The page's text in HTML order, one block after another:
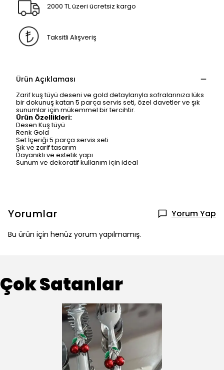
2000 TL üzeri ücretsiz kargo
Taksitli Alışveriş
Ürün Açıklaması
Zarif kuş tüyü deseni ve gold detaylarıyla sofralarınıza lüks
bir dokunuş katan 5 parça servis seti, özel davetler ve şık
sunumlar için mükemmel bir tercihtir.
Ürün Özellikleri:
Desen Kuş tüyü
Renk Gold
Set İçeriği 5 parça servis seti
Şık ve zarif tasarım
Dayanıklı ve estetik yapı
Sunum ve dekoratif kullanım için ideal
Yorumlar Yorum Yap
Bu ürün için henüz yorum yapılmamış.
Çok Satanlar